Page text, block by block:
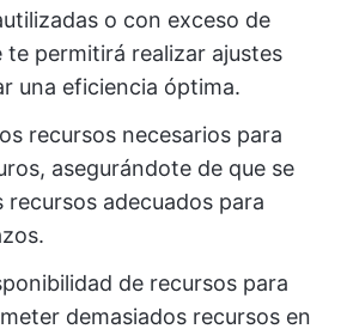
o con exceso de
te permitirá realizar ajustes
una eficiencia óptima.
recursos necesarios para
asegurándote de que se
recursos adecuados para
de recursos para
demasiados recursos en